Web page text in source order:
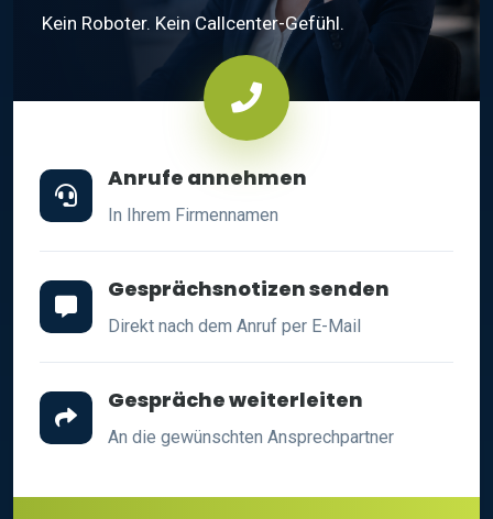
Kein Roboter. Kein Callcenter-Gefühl.
Anrufe annehmen
In Ihrem Firmennamen
Gesprächsnotizen senden
Direkt nach dem Anruf per E-Mail
Gespräche weiterleiten
An die gewünschten Ansprechpartner